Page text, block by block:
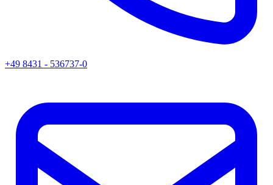
+49 8431 - 536737-0